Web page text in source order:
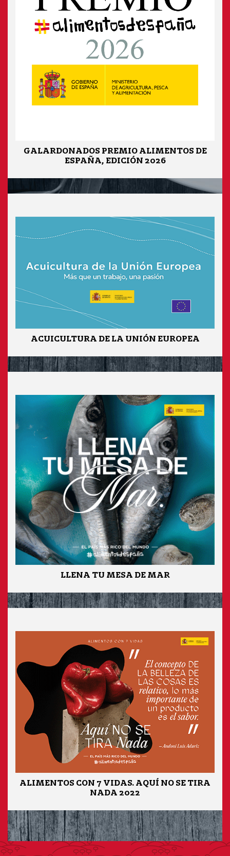
GALARDONADOS PREMIO ALIMENTOS DE
ESPAÑA, EDICIÓN 2026
ACUICULTURA DE LA UNIÓN EUROPEA
LLENA TU MESA DE MAR
ALIMENTOS CON 7 VIDAS. AQUÍ NO SE TIRA
NADA 2022